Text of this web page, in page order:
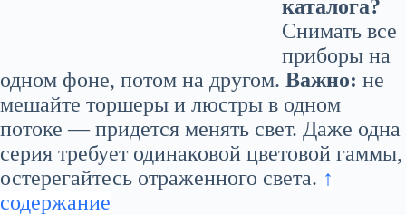
каталога?
Снимать все
приборы на
одном фоне, потом на другом. Важно: не
мешайте торшеры и люстры в одном
потоке — придется менять свет. Даже одна
серия требует одинаковой цветовой гаммы,
остерегайтесь отраженного света. ↑
содержание